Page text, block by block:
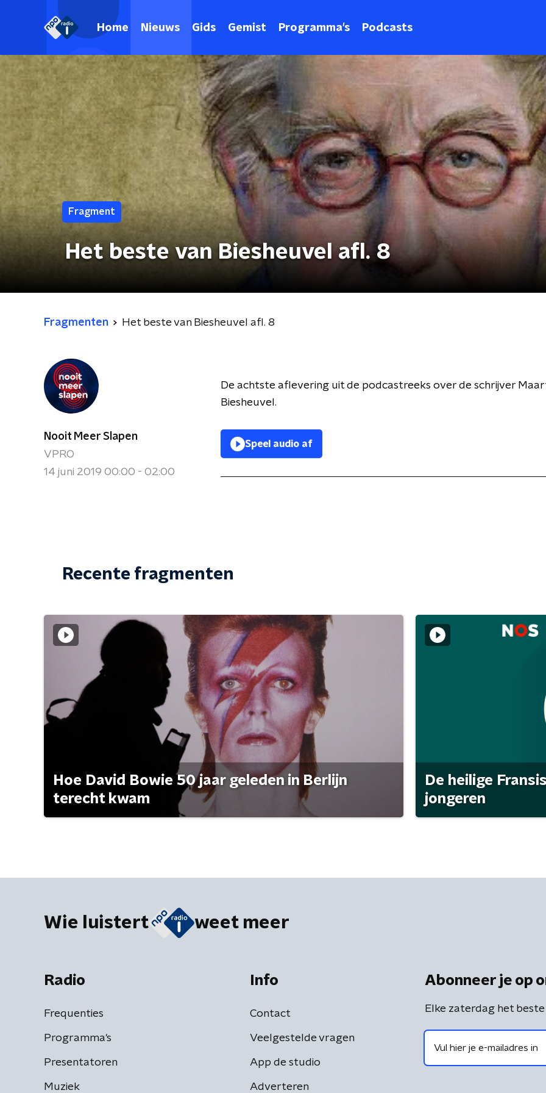
Home Nieuws Gids Gemist Programma's Podcasts
Fragment
Het beste van Biesheuvel afl. 8
Fragmenten Het beste van Biesheuvel afl. 8
Nooit Meer Slapen
VPRO
14 juni 2019 00:00 - 02:00
De achtste aflevering uit de podcastreeks over de schrijver
Biesheuvel.
Speel audio af
Recente fragmenten
Hoe David Bowie 50 jaar geleden in Berlijn
terecht kwam
De heilige
jongeren
Wie luistert weet meer
Radio
Frequenties
Programma's
Presentatoren
Muziek
Info
Contact
Veelgestelde vragen
App de studio
Adverteren
Abonneer je op
Elke zaterdag het beste